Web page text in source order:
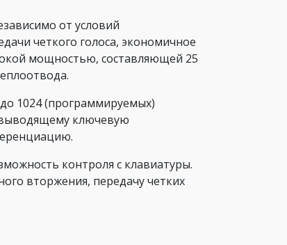
от условий
четкого голоса, экономичное
мощностью, составляющей 25
1024 (программируемых)
выводящему ключевую
контроля с клавиатуры.
вторжения, передачу четких